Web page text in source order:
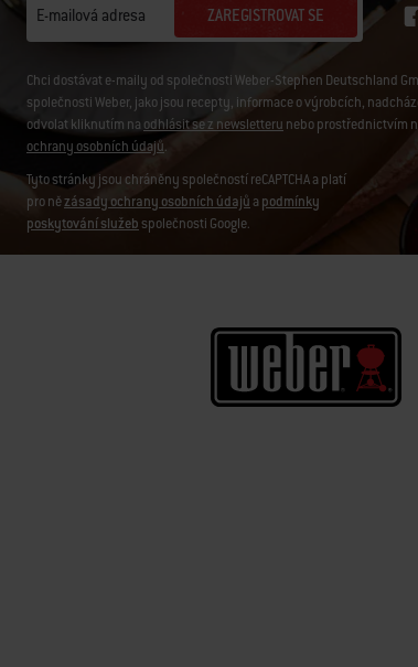
E-mailová adresa ZAREGISTROVAT SE
Chci dostávat e-maily od společnosti Weber-Stephen Deutschland
společnosti Weber, jako jsou recepty, informace o výrobcích,
odvolat kliknutím na odhlásit se z newsletteru nebo prostřednictvím
ochrany osobních údajů.
Tyto stránky jsou chráněny společností reCAPTCHA a platí
pro nězásady ochrany osobních údajů a podmínky
poskytování služeb společnosti Google.